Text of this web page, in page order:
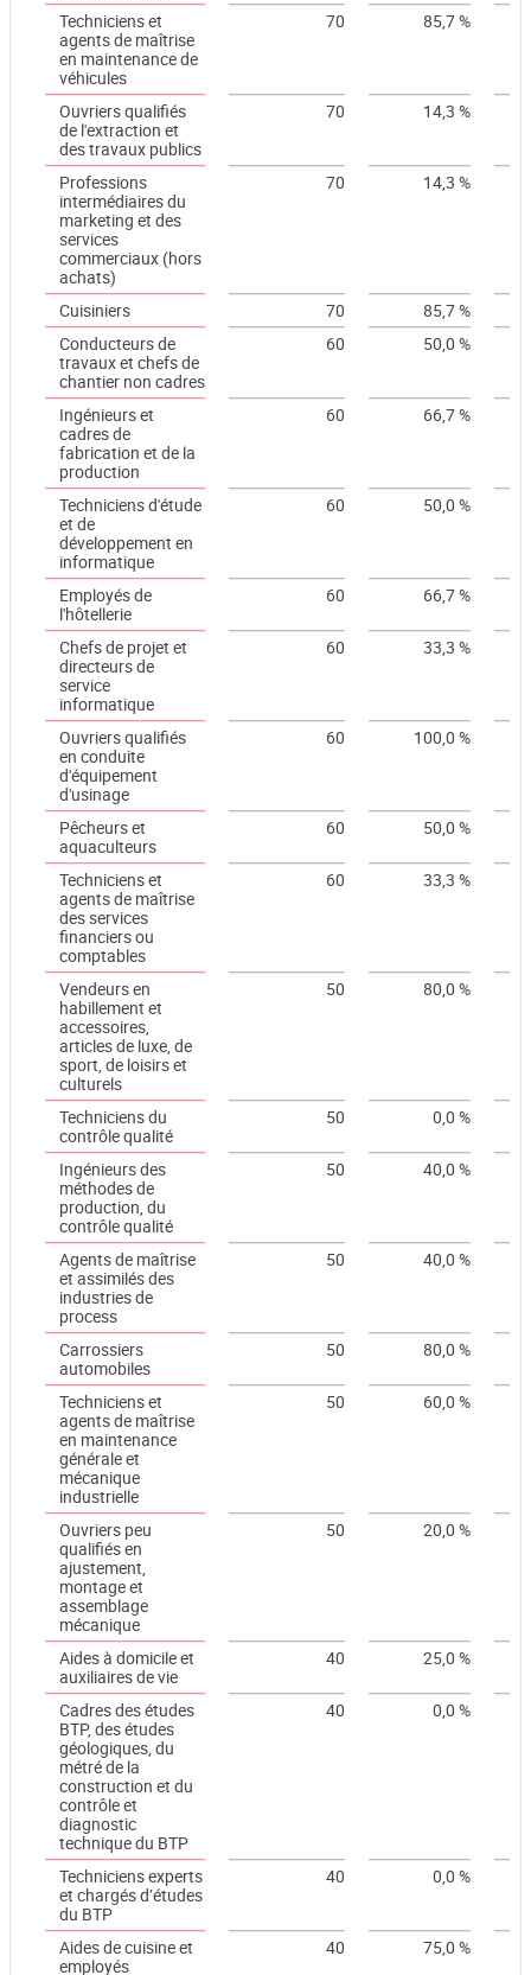
Techniciens et
agents de maîtrise
en maintenance de
véhicules
70 85,7 %
Ouvriers qualifiés
de l'extraction et
des travaux publics
70 14,3 %
Professions
intermédiaires du
marketing et des
services
commerciaux (hors
achats)
70 14,3 %
Cuisiniers 70
85,7 %
Conducteurs de
travaux et chefs de
chantier non cadres
60 50,0 %
Ingénieurs et
cadres de
fabrication et de la
production
60 66,7 %
Techniciens d'étude
et de
développement en
informatique
60 50,0 %
Employés de
l'hôtellerie
60 66,7 %
Chefs de projet et
directeurs de
service
informatique
60 33,3 %
Ouvriers qualifiés
en conduite
d'équipement
d'usinage
60 100,0 %
Pêcheurs et
aquaculteurs
60 50,0 %
Techniciens et
agents de maîtrise
des services
financiers ou
comptables
60 33,3 %
Vendeurs en
habillement et
accessoires,
articles de luxe, de
sport, de loisirs et
culturels
50 80,0 %
Techniciens du
contrôle qualité
50 0,0 %
Ingénieurs des
méthodes de
production, du
contrôle qualité
50 40,0 %
Agents de maîtrise
et assimilés des
industries de
process
50 40,0 %
Carrossiers
automobiles
50 80,0 %
Techniciens et
agents de maîtrise
en maintenance
générale et
mécanique
industrielle
50 60,0 %
Ouvriers peu
qualifiés en
ajustement,
montage et
assemblage
mécanique
50 20,0 %
Aides à domicile et
auxiliaires de vie
40 25,0 %
Cadres des études
BTP, des études
géologiques, du
métré de la
construction et du
contrôle et
diagnostic
technique du BTP
40 0,0 %
Techniciens experts
et chargés d’études
du BTP
40 0,0 %
Aides de cuisine et
employés
40 75,0 %